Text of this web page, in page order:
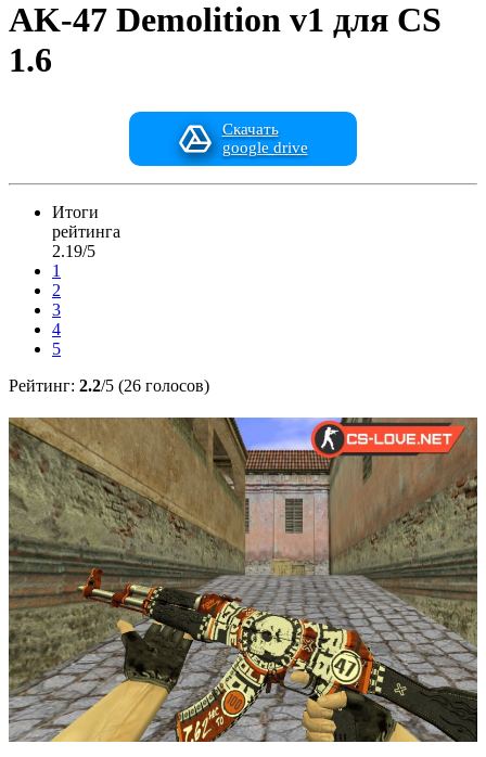
AK-47 Demolition v1 для CS
1.6
Скачать
google drive
Итоги
рейтинга
2.19/5
1
2
3
4
5
Рейтинг: 2.2/5 (26 голосов)